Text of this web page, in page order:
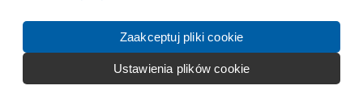
Zaakceptuj pliki cookie
Ustawienia plików cookie